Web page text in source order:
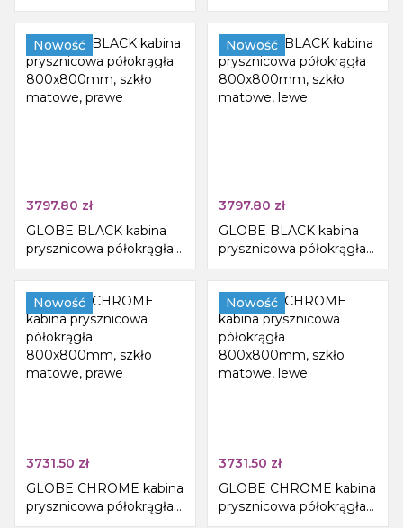
półokrągła
800x800mm, szkło
matowe, prawe
półokrągła
800x800mm, szkło
matowe, lewe
Nowość
3797.80 zł
GLOBE BLACK kabina
prysznicowa półokrągła
800x800mm, szkło
matowe, prawe
Nowość
3797.80 zł
GLOBE BLACK kabina
prysznicowa półokrągła
800x800mm, szkło
matowe, lewe
Nowość
3731.50 zł
GLOBE CHROME kabina
prysznicowa półokrągła
800x800mm, szkło
Nowość
3731.50 zł
GLOBE CHROME kabina
prysznicowa półokrągła
800x800mm, szkło